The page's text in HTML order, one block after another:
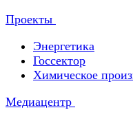
Проекты
Энергетика
Госсектор
Химическое
Медиацентр